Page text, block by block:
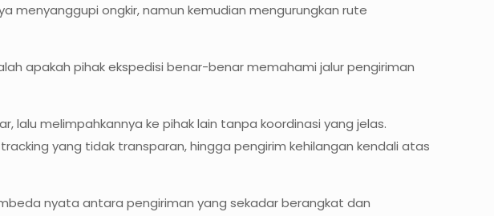
menyanggupi ongkir, namun kemudian mengurungkan rute
apakah pihak ekspedisi benar-benar memahami jalur pengiriman
melimpahkannya ke pihak lain tanpa koordinasi yang jelas.
yang tidak transparan, hingga pengirim kehilangan kendali atas
nyata antara pengiriman yang sekadar berangkat dan